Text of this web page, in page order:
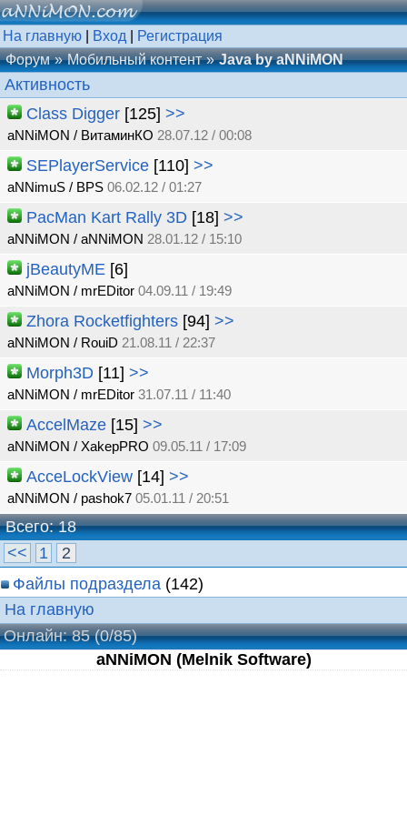
На главную Вход
Регистрация
Форум
Мобильный контент Java by aNNiMON
Активность
Class Digger [125] >>
aNNiMON / ВитаминКО 28.07.12 / 00:08
SEPlayerService [110] >>
aNNimuS / BPS 06.02.12 / 01:27
PacMan Kart Rally 3D [18] >>
aNNiMON / aNNiMON 28.01.12 / 15:10
jBeautyME [6]
aNNiMON / mrEDitor 04.09.11 / 19:49
Zhora Rocketfighters [94] >>
aNNiMON / RouiD 21.08.11 / 22:37
Morph3D [11] >>
aNNiMON / mrEDitor 31.07.11 / 11:40
AccelMaze [15] >>
aNNiMON / XakepPRO 09.05.11 / 17:09
AcceLockView [14] >>
aNNiMON / pashok7 05.01.11 / 20:51
Всего: 18
<<
1
2
Файлы подраздела (142)
На главную
Онлайн: 85(0/85)
aNNiMON (Melnik Software)